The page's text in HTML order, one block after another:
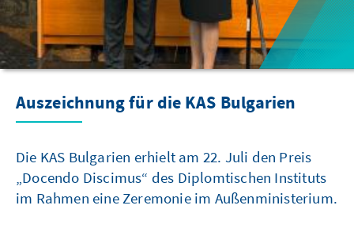
Auszeichnung für die KAS Bulgarien
Die KAS Bulgarien erhielt am 22. Juli den Preis
„Docendo Discimus“ des Diplomtischen Instituts
im Rahmen eine Zeremonie im Außenministerium.